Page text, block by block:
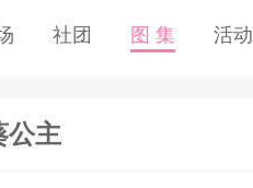
社团 图 集 活动
公主